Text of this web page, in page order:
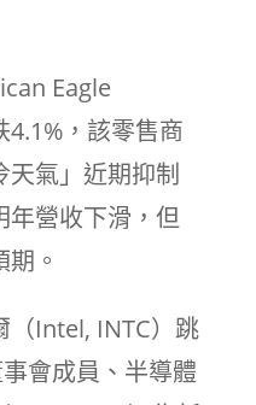
Eagle
，該零售商
天氣」近期抑制
年營收下滑，但
。
（Intel, INTC）跳
會成員、半導體